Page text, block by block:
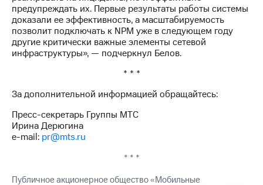
выкупа
акций
Дивиденды
Рынок
облигаций
Еврооблигации-2023
Уведомление
о
погашении
именных
облигаций
Регистратор
предупреждать их. Первые результаты работы системы
доказали ее эффективность, а масштабируемость
позволит подключать к NPM уже в следующем году
другие критически важные элементы сетевой
инфраструктуры», — подчеркнул Белов.
* * *
За дополнительной информацией обращайтесь:
Пресс-секретарь Группы МТС
Ирина Дерюгина
e-mail: pr@mts.ru
* * *
Публичное акционерное общество «Мобильные